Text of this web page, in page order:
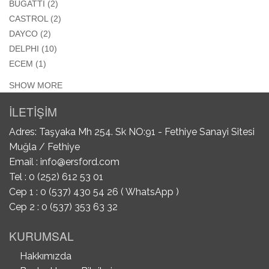
BUGATTİ (2)
CASTROL (2)
DAYCO (2)
DELPHI (10)
ECEM (1)
SHOW MORE
İLETİŞİM
Adres: Taşyaka Mh 254. Sk NO:91 - Fethiye Sanayi Sitesi
Muğla / Fethiye
Email : info@ersford.com
Tel : 0 (252) 612 53 01
Cep 1 : 0 (537) 430 54 26 ( WhatsApp )
Cep 2 : 0 (537) 353 63 32
KURUMSAL
Hakkımızda